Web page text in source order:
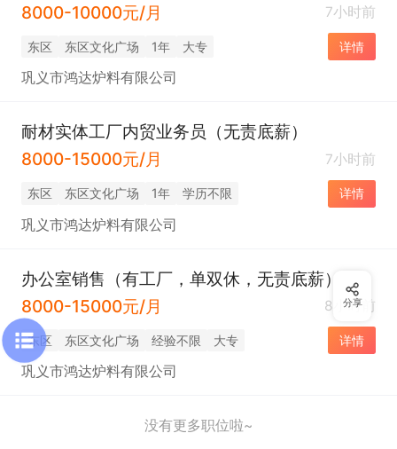
8000-10000元/月
7小时前
东区 东区文化广场 1年 大专 详情
巩义市鸿达炉料有限公司
耐材实体工厂内贸业务员（无责底薪）
8000-15000元/月
7小时前
东区 东区文化广场 1年 学历不限 详情
巩义市鸿达炉料有限公司
办公室销售（有工厂，单双休，无责底薪）
8000-15000元/月
8小时前
东区 东区文化广场 经验不限 大专 详情
巩义市鸿达炉料有限公司
没有更多职位啦~
分享